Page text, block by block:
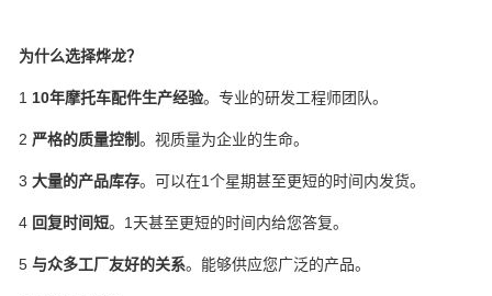
为什么选择烨龙？
1 10年摩托车配件生产经验。专业的研发工程师团队。
2 严格的质量控制。视质量为企业的生命。
3 大量的产品库存。可以在1个星期甚至更短的时间内发货。
4 回复时间短。1天甚至更短的时间内给您答复。
5 与众多工厂友好的关系。能够供应您广泛的产品。